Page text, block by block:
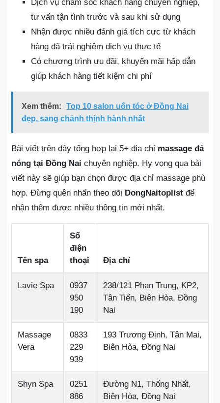
Dịch vụ chăm sóc khách hàng chuyên nghiệp,
tư vấn tận tình trước và sau khi sử dụng
Nhận được nhiều đánh giá tích cực từ khách
hàng đã trải nghiệm dịch vụ thực tế
Có chương trình ưu đãi, khuyến mãi hấp dẫn
giúp khách hàng tiết kiệm chi phí
Xem thêm:
Top 10 salon uốn tóc ở Đồng Nai
đẹp, sang chảnh thịnh hành nhất
Bài viết trên đây tổng hợp lại 5+ địa chỉ massage đá
nóng tại Đồng Nai chuyên nghiệp. Hy vọng qua bài
viết này sẽ giúp bạn chọn được địa chỉ massage phù
hợp. Đừng quên nhấn theo dõi DongNaitoplist để
nhận thêm được nhiều thông tin mới nhất.
Tên spa
Số
điện
thoại
Địa chỉ
Lavie Spa
0937
950
190
238/121 Phan Trung, KP2,
Tân Tiến, Biên Hòa, Đồng
Nai
Massage
Vera
0833
229
939
193 Trương Định, Tân Mai,
Biên Hòa, Đồng Nai
Shyn Spa
0251
886
Đường N1, Thống Nhất,
Biên Hòa, Đồng Nai